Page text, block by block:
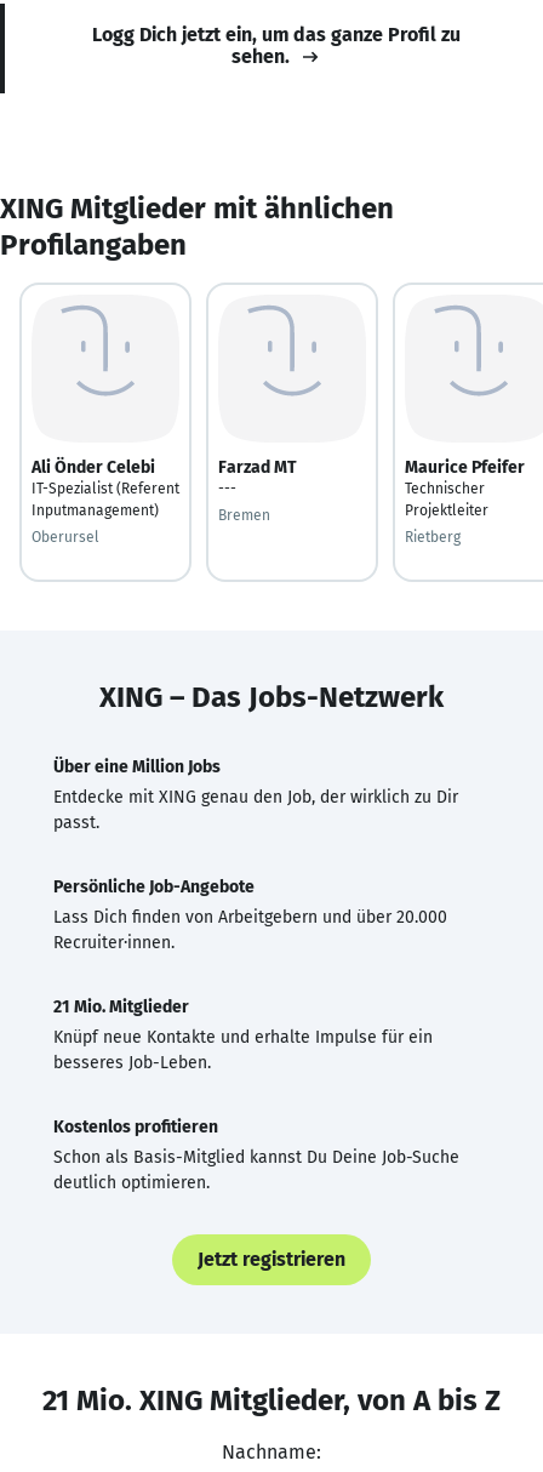
Logg Dich jetzt ein, um das ganze Profil zu
sehen.
XING Mitglieder mit ähnlichen
Profilangaben
Ali Önder Celebi
IT-Spezialist (Referent
Inputmanagement)
Oberursel
Farzad MT
---
Bremen
Maurice Pfeifer
Technischer
Projektleiter
Rietberg
XING – Das Jobs-Netzwerk
Über eine Million Jobs
Entdecke mit XING genau den Job, der wirklich zu Dir
passt.
Persönliche Job-Angebote
Lass Dich finden von Arbeitgebern und über 20.000
Recruiter·innen.
21 Mio. Mitglieder
Knüpf neue Kontakte und erhalte Impulse für ein
besseres Job-Leben.
Kostenlos profitieren
Schon als Basis-Mitglied kannst Du Deine Job-Suche
deutlich optimieren.
Jetzt registrieren
21 Mio. XING Mitglieder, von A bis Z
Nachname: